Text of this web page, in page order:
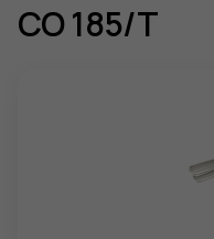
CO 185/T